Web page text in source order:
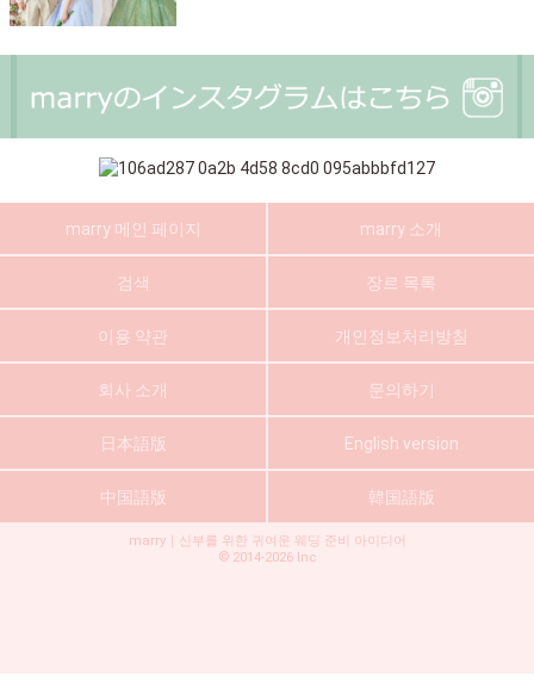
marry 메인 페이지 marry 소개
검색 장르 목록
이용 약관 개인정보처리방침
회사 소개 문의하기
日本語版 English version
中国語版 韓国語版
marry｜신부를 위한 귀여운 웨딩 준비 아이디어
© 2014-2026 Inc